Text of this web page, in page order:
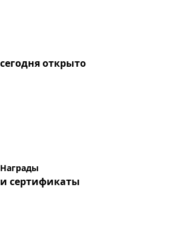
сегодняоткрыто
Награды
и сертификаты